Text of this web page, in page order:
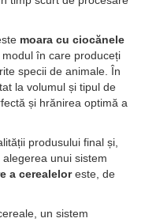
moara cu ciocănele
în care produceți
specii de animale. În
la volumul și tipul de
și hrănirea optimă a
produsului final și,
unui sistem
a cerealeloreste, de
un sistem